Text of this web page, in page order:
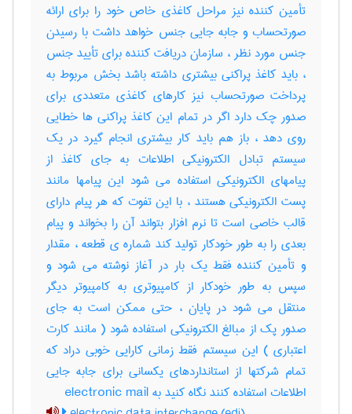
تأمین کننده نیز مراحل کاغذی خاص خود را برای ارائه
صورتحساب و جابه جایی جنس خواهد داشت با رسیدن
جنس مورد نظر ، سازمان دریافت کننده برای تأیید جنس
، باید کاغذ پراکنی بیشتری داشته باشد بخش مربوط به
پرداخت صورتحساب نیز کارهای کاغذی متعددی برای
صدور چک دارد اگر در تمام این کاغذ پراکنی ها خطایی
روی دهد ، باز هم باید کار بیشتری انجام گیرد در یک
سیستم تبادل الکترونیکی اطلاعات به جای کاغذ از
پیامهای الکترونیکی استفاده می شود این پیامها مانند
پست الکترونیکی هستند ، با این تفوت که هر پیام دارای
قالب خاصی است تا نرم افزار بتواند آن را بخواند و پیام
بعدی را به طور خودکار تولید کند شماره ی قطعه ، مقدار
و تأمین کننده فقط یک بار در آغاز نوشته می شود و
سپس به طور خودکار از کامپیوتری به کامپیوتر دیگر
منتقل می شود در پایان ، حتی ممکن است به جای
صدور پک از مبالغ الکترونیکی استفاده شود ( مانند کارت
اعتباری ) این سیستم فقط زمانی کارایی خوبی دراد که
تمام شرکتها از استانداردهای یکسانی برای جابه جایی
اطلاعات استفاده کنند نگاه کنید به electronic mail